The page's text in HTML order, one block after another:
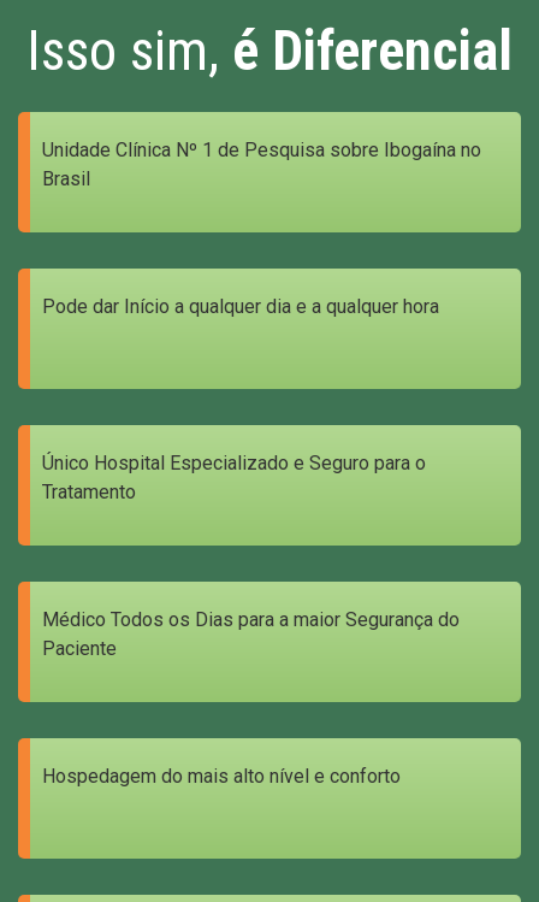
Isso sim, é Diferencial
Unidade Clínica Nº 1 de Pesquisa sobre Ibogaína no
Brasil
Pode dar Início a qualquer dia e a qualquer hora
Único Hospital Especializado e Seguro para o
Tratamento
Médico Todos os Dias para a maior Segurança do
Paciente
Hospedagem do mais alto nível e conforto